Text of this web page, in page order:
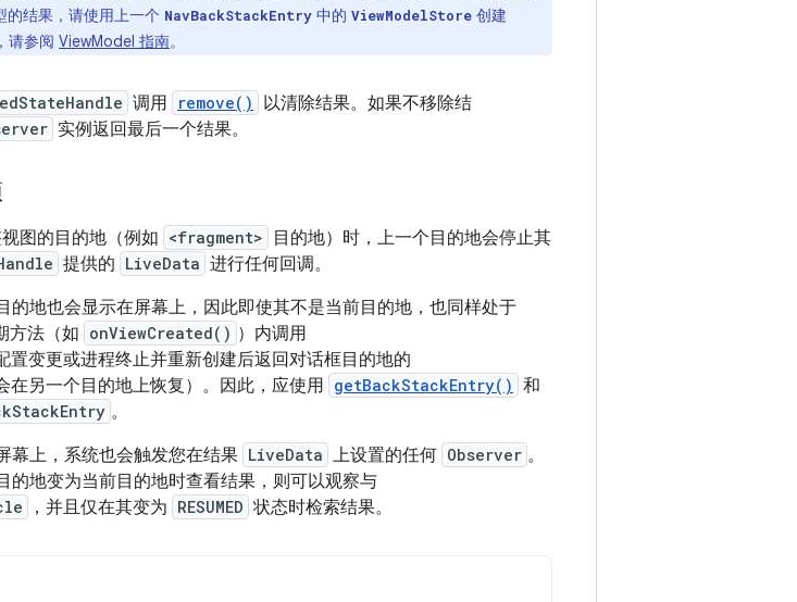
的结果，请使用上一个 NavBackStackEntry 中的 ViewModelStore 创建
请参阅 ViewModel 指南。
调用 remove()
以清除结果。如果不移除结
实例返回最后一个结果。
图的目的地（例如 <fragment>
目的地）时，上一个目的地会停止其
提供的 LiveData 进行任何回调。
的地也会显示在屏幕上，因此即使其不是当前目的地，也同样处于
方法（如 onViewCreated() ）内调用
置变更或进程终止并重新创建后返回对话框目的地的
在另一个目的地上恢复）。因此，应使用 getBackStackEntry() 和
。
幕上，系统也会触发您在结果 LiveData 上设置的任何 Observer 。
的地变为当前目的地时查看结果，则可以观察与
，并且仅在其变为 RESUMED 状态时检索结果。